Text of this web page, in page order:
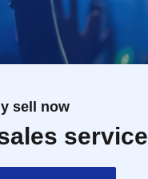
sell now
service